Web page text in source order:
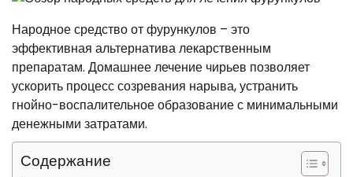
Народное средство от фурункулов – это
эффективная альтернатива лекарственным
препаратам. Домашнее лечение чирьев позволяет
ускорить процесс созревания нарыва, устранить
гнойно-воспалительное образование с минимальными
денежными затратами.
Содержание